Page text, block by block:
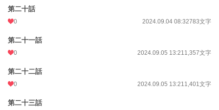
第二十話
0 2024.09.04 08:32783文字
第二十一話
0 2024.09.05 13:211,357文字
第二十二話
0 2024.09.05 13:211,401文字
第二十三話